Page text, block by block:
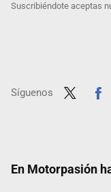
Suscribiéndote aceptas
Síguenos
En Motorpasión